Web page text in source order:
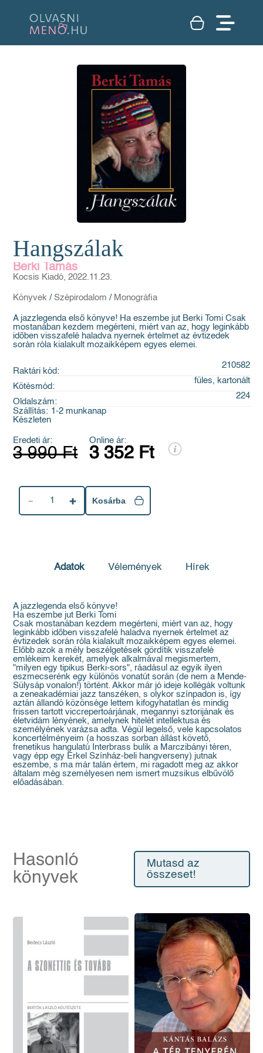
Hangszálak
Berki Tamás
Kocsis Kiadó, 2022.11.23.
Könyvek / Szépirodalom / Monográfia
A jazzlegenda első könyve! Ha eszembe jut Berki Tomi Csak
mostanában kezdem megérteni, miért van az, hogy leginkább
időben visszafelé haladva nyernek értelmet az évtizedek
során róla kialakult mozaikképem egyes elemei.
Raktári kód:
210582
Kötésmód:
füles, kartonált
Oldalszám:
224
Szállítás: 1-2 munkanap
Készleten
Eredeti ár:
3 990 Ft
Online ár:
3 352 Ft
1 Kosárba
Adatok Vélemények Hírek
A jazzlegenda első könyve!
Ha eszembe jut Berki Tomi
Csak mostanában kezdem megérteni, miért van az, hogy
leginkább időben visszafelé haladva nyernek értelmet az
évtizedek során róla kialakult mozaikképem egyes elemei.
Előbb azok a mély beszélgetések gördítik visszafelé
emlékeim kerekét, amelyek alkalmával megismertem,
"milyen egy tipikus Berki-sors", ráadásul az egyik ilyen
eszmecserénk egy különös vonatút során (de nem a Mende-
Sülysáp vonalon!) történt. Akkor már jó ideje kollégák voltunk
a zeneakadémiai jazz tanszéken, s olykor színpadon is, így
aztán állandó közönsége lettem kifogyhatatlan és mindig
frissen tartott viccrepertoárjának, megannyi sztorijának és
életvidám lényének, amelynek hitelét intellektusa és
személyének varázsa adta. Végül legelső, vele kapcsolatos
koncertélményeim (a hosszas sorban állást követő,
frenetikus hangulatú Interbrass bulik a Marczibányi téren,
vagy épp egy Erkel Színház-beli hangverseny) jutnak
eszembe, s ma már talán értem, mi ragadott meg az akkor
általam még személyesen nem ismert muzsikus elbűvölő
előadásában.
Hasonló
könyvek
Mutasd az
összeset!